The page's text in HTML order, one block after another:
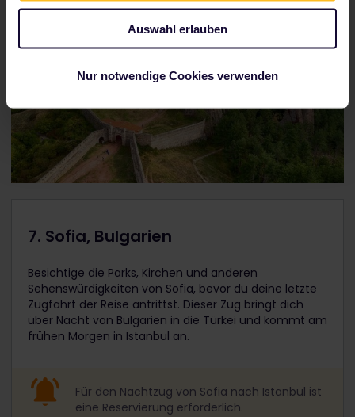
Auswahl erlauben
Nur notwendige Cookies verwenden
7. Sofia, Bulgarien
Besichtige die Parks, Kirchen und anderen
Sehenswürdigkeiten von Sofia, bevor du deine letzte
Zugfahrt der Reise antrittst. Dieser Zug bringt dich
über Nacht von Bulgarien in die Türkei und kommt am
frühen Morgen in Istanbul an.
Für den Nachtzug von Sofia nach Istanbul ist
eine Reservierung erforderlich.